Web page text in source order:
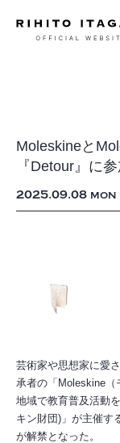
Moleskineと
『Detour』に
2025 09 08 MON
芸術家や思想家に愛
承者の「Moleskine（
地域で教育普及活動
キン財団)」が主催す
が解禁となった。